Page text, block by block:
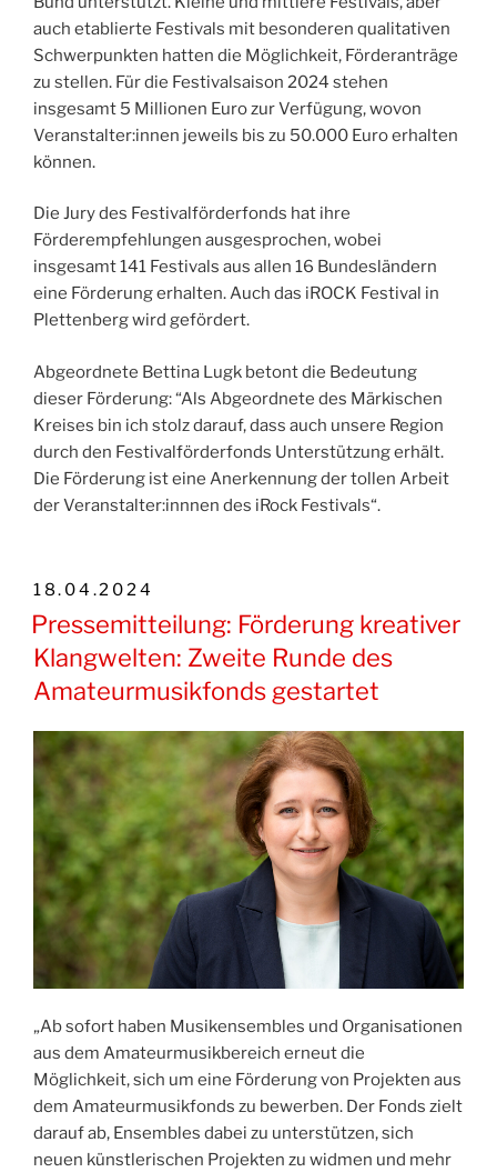
auch etablierte Festivals mit besonderen qualitativen
Schwerpunkten hatten die Möglichkeit, Förderanträge
zu stellen. Für die Festivalsaison 2024 stehen
insgesamt 5 Millionen Euro zur Verfügung, wovon
Veranstalter:innen jeweils bis zu 50.000 Euro erhalten
können.
Die Jury des Festivalförderfonds hat ihre
Förderempfehlungen ausgesprochen, wobei
insgesamt 141 Festivals aus allen 16 Bundesländern
eine Förderung erhalten. Auch das iROCK Festival in
Plettenberg wird gefördert.
Abgeordnete Bettina Lugk betont die Bedeutung
dieser Förderung: “Als Abgeordnete des Märkischen
Kreises bin ich stolz darauf, dass auch unsere Region
durch den Festivalförderfonds Unterstützung erhält.
Die Förderung ist eine Anerkennung der tollen Arbeit
der Veranstalter:innnen des iRock Festivals“.
VERÖFFENTLICHT
AM
18.04.2024
Pressemitteilung: Förderung kreativer
Klangwelten: Zweite Runde des
Amateurmusikfonds gestartet
„Ab sofort haben Musikensembles und Organisationen
aus dem Amateurmusikbereich erneut die
Möglichkeit, sich um eine Förderung von Projekten aus
dem Amateurmusikfonds zu bewerben. Der Fonds zielt
darauf ab, Ensembles dabei zu unterstützen, sich
neuen künstlerischen Projekten zu widmen und mehr